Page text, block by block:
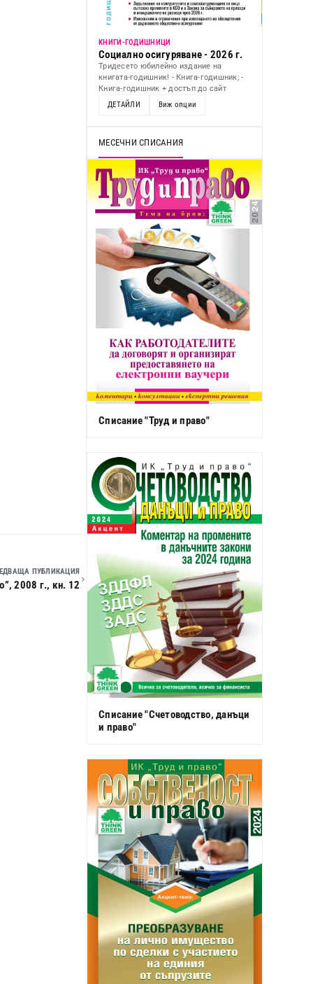
ПУБЛИКАЦИЯ
2008 г., кн. 12
KНИГИ-ГОДИШНИЦИ
Социално осигуряване - 2026 г.
Тридесето юбилейно издание на
книгата-годишник! - Книга-годишник; -
Книга-годишник + достъп до сайт
ДЕТАЙЛИ
Виж опции
МЕСЕЧНИ СПИСАНИЯ
Списание "Труд и право"
Списание "Счетоводство, данъци
и право"